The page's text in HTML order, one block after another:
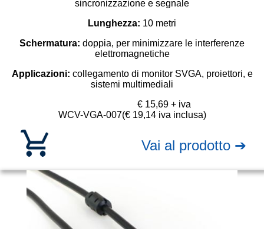
sincronizzazione e segnale
Lunghezza: 10 metri
Schermatura: doppia, per minimizzare le interferenze
elettromagnetiche
Applicazioni: collegamento di monitor SVGA, proiettori, e
sistemi multimediali
WCV-VGA-007
€ 15,69 + iva
(€ 19,14 iva inclusa)
Vai al prodotto ➔